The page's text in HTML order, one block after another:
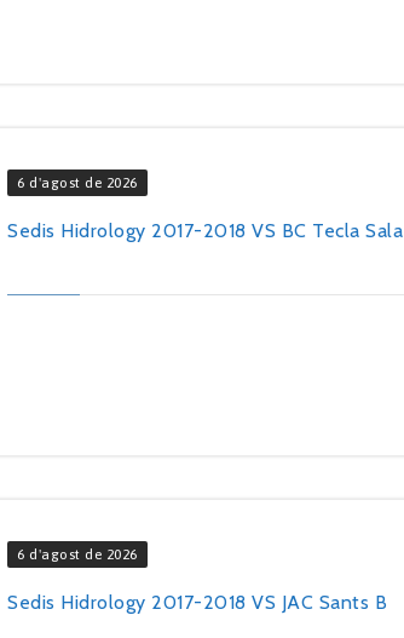
6 d'agost de 2026
Sedis Hidrology 2017-2018 VS BC Tecla Sala
6 d'agost de 2026
Sedis Hidrology 2017-2018 VS JAC Sants B